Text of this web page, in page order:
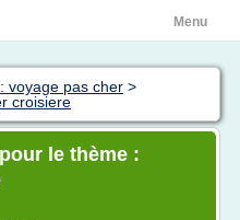
Menu
voyage pas cher >
croisiere
le thème :